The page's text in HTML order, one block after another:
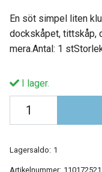
En söt simpel liten
dockskåpet, tittskåp,
mera.Antal: 1
I lager.
Lagersaldo: 1
Artikelnummer: 110172521